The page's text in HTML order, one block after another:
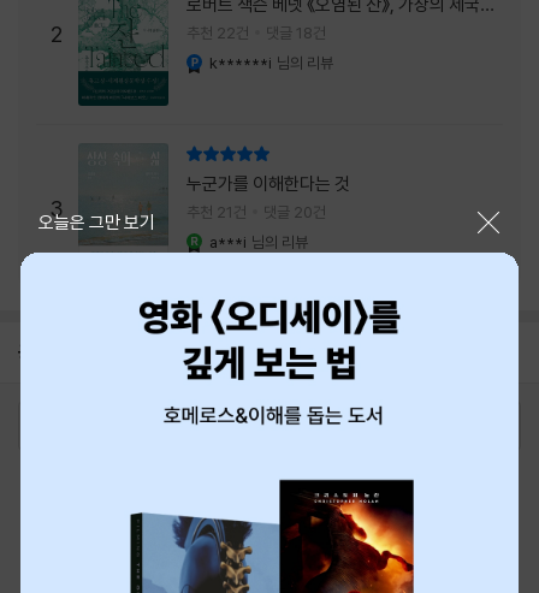
2
주는 실감과 미스터리 사건의 치밀함이 이루어
내는 최상의 시너지...
추천 22건 댓글 18건
k******i 님의 리뷰
3
누군가를 이해한다는 것
추천 21건 댓글 20건
a***i 님의 리뷰
공지 8월 신용카드 무이자할부 안내
오늘은 그만 보기
최근 본 상품
티켓 1544-6399
중고샵 1566-4295
eBook 1:1문의/채팅상담
예스이십사(주) 사업자 정보
이용약관
개인정보처리방침
청소년보호정책